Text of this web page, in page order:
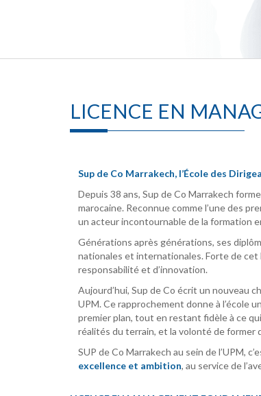
LICENCE EN
Sup de Co Marrakech, l’École des
Depuis 38 ans, Sup de Co Marrakech
marocaine. Reconnue comme l’une des
un acteur incontournable de la formation
Générations après générations, ses
nationales et internationales. Forte de cet
responsabilité et d’innovation.
Aujourd’hui, Sup de Co écrit un nouveau
UPM. Ce rapprochement donne à l’école
premier plan, tout en restant fidèle à ce
réalités du terrain, et la volonté de former
SUP de Co Marrakech au sein de l’UPM,
excellence et ambition, au service de